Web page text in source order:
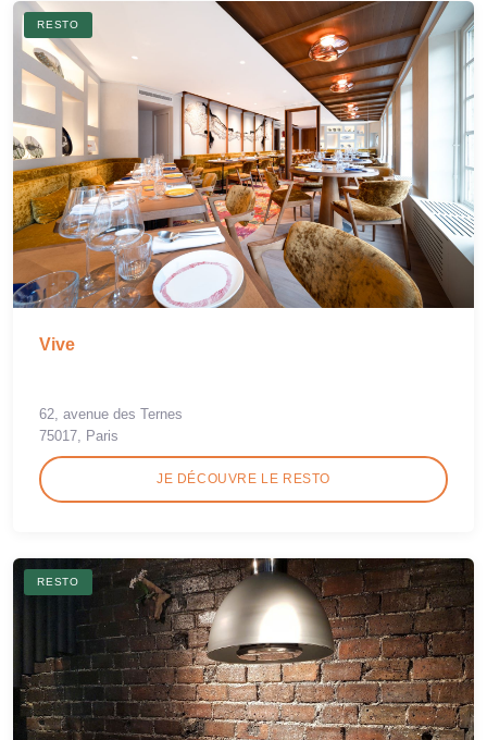
RESTO
Vive
62, avenue des Ternes
75017, Paris
JE DÉCOUVRE LE RESTO
RESTO